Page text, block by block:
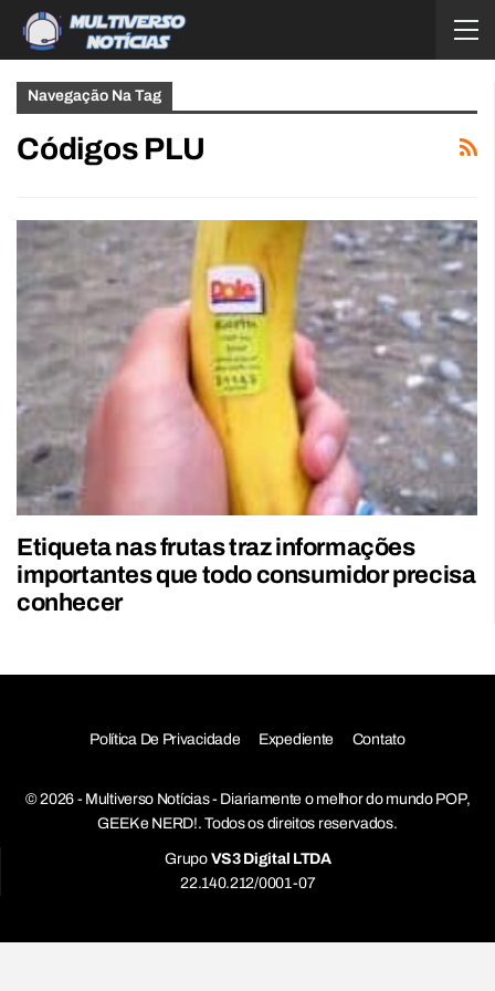
Navegação Na Tag
Códigos PLU
Etiqueta nas frutas traz informações
importantes que todo consumidor precisa
conhecer
Política De Privacidade Expediente Contato
© 2026 - Multiverso Notícias - Diariamente o melhor do mundo POP,
GEEK e NERD!. Todos os direitos reservados.
Grupo VS3 Digital LTDA
22.140.212/0001-07